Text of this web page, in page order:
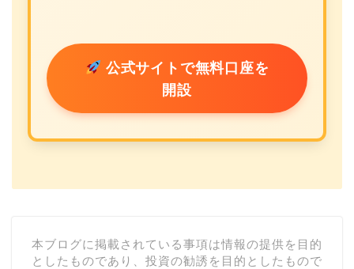
公式サイトで無料口座を
開設
本ブログに掲載されている事項は情報の提供を目的
としたものであり、投資の勧誘を目的としたもので